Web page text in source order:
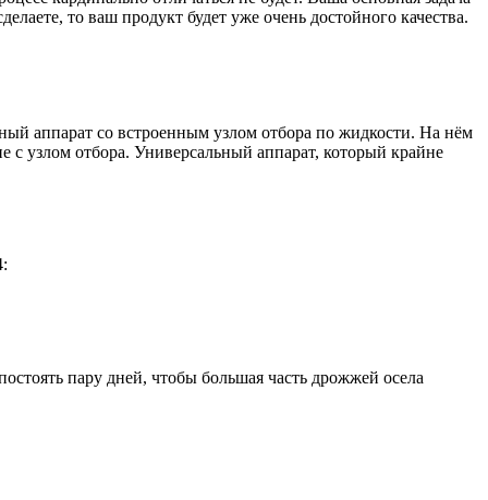
то ваш продукт будет уже очень достойного качества.
аппарат со встроенным узлом отбора по жидкости. На нём
узлом отбора. Универсальный аппарат, который крайне
пару дней, чтобы большая часть дрожжей осела